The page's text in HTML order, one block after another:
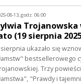
08-13, godz. 06:00
Trojanowska
(19 sierpnia
sierpnia ukazało się
bestsellerowego
Trzy
"Prawdy i